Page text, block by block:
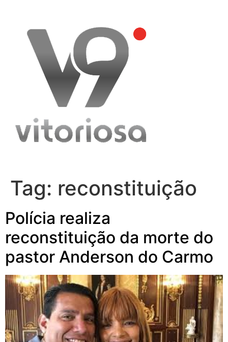
content
Tag: reconstituição
Polícia realiza
reconstituição da morte do
pastor Anderson do Carmo